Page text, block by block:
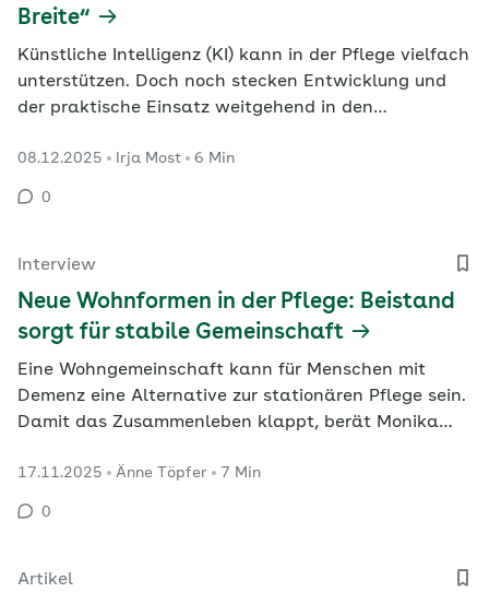
Breite“
Künstliche Intelligenz (KI) kann in der Pflege vielfach
unterstützen. Doch noch stecken Entwicklung und
der praktische Einsatz weitgehend in den
Seibert erklärt im Interview mit G+G, wo genau es
hakt.
08.12.2025 Irja Most 6 Min
0
Interview
Neue Wohnformen in der Pflege: Beistand
sorgt für stabile Gemeinschaft
Eine Wohngemeinschaft kann für Menschen mit
Demenz eine Alternative zur stationären Pflege sein.
Damit das Zusammenleben klappt, berät Monika
solche Gemeinschaften. Denn die Bewohnerinnen
und Bewohner beziehungsweise ihre Angehörigen
17.11.2025 Änne Töpfer 7 Min
0
Artikel